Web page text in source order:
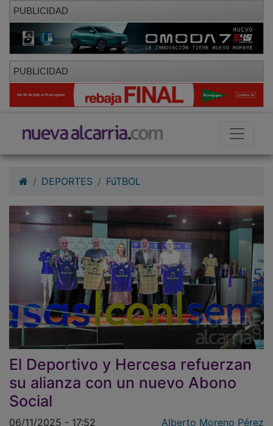
PUBLICIDAD
PUBLICIDAD
El Deportivo y Hercesa refuerzan
su alianza con un nuevo Abono
Social